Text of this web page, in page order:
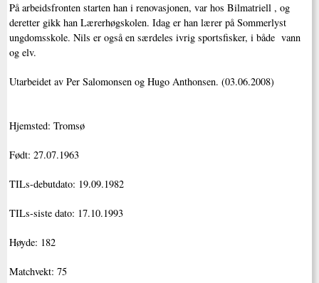
På arbeidsfronten starten han i renovasjonen, var hos Bilmatriell , og
deretter gikk han Lærerhøgskolen. Idag er han lærer på Sommerlyst
ungdomsskole. Nils er også en særdeles ivrig sportsfisker, i både vann
og elv.
Utarbeidet av Per Salomonsen og Hugo Anthonsen. (03.06.2008)
Hjemsted: Tromsø
Født: 27.07.1963
TILs-debutdato: 19.09.1982
TILs-siste dato: 17.10.1993
Høyde: 182
Matchvekt: 75